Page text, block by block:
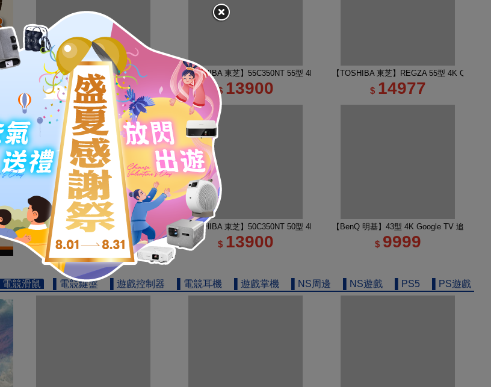
【TOSHIBA 東芝】REGZA 50型 4K QLED Google TV 50M450NT液晶顯示器｜含壁掛安裝
$ 16900
【TOSHIBA 東芝】55C350NT 55型 4K Google TV 液晶顯示器｜含壁掛(固定式)+安裝
$ 13900
【TOSHIBA 東芝】REGZA 55型 4K QLED
$ 14977
【TOSHIBA 東芝】REGZA 65型 4K QLED Google TV 65M450NT液晶顯示器｜含壁掛安裝+架子
$ 19999
【TOSHIBA 東芝】50C350NT 50型 4K Google TV 液晶顯示器｜含基本安裝
$ 13900
【BenQ 明基】43型 4K Google TV 追劇護
$ 9999
▌電競滑鼠 ▌電競鍵盤 ▌遊戲控制器 ▌電競耳機 ▌遊戲掌機 ▌NS周邊 ▌NS遊戲 ▌PS5 ▌PS遊戲